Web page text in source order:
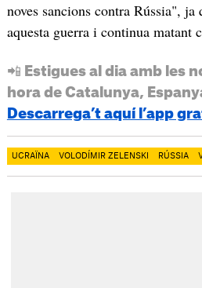
noves sancions contra Rússia", ja
aquesta guerra i continua matant
📲 Estigues al dia amb les
hora de Catalunya,
Descarrega’t aquí l’app
UCRAÏNA VOLODÍMIR ZELENSKI RÚSSIA